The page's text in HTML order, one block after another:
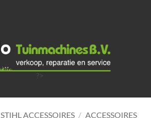
?>
STIHL ACCESSOIRES / ACCESSOIRES